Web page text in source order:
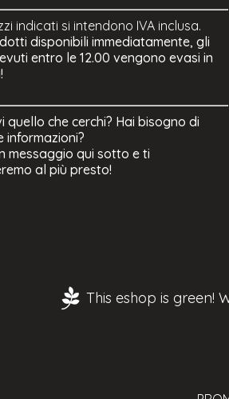
indicati si intendono IVA inclusa.
disponibili immediatamente, gli
entro le 12.00 vengono evasi in
quello che cerchi? Hai bisogno di
informazioni?
messaggio qui sotto e ti
al più presto!
This eshop is green!